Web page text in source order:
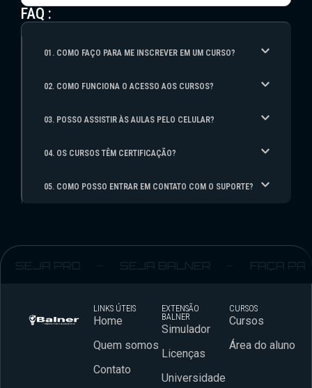
FAQ :
01. COMO FAÇO PARA ME INSCREVER EM UM CURSO?
02. COMO FUNCIONA O ACESSO AOS CURSOS?
03. POSSO ASSISTIR ÀS AULAS PELO CELULAR?
04. OS CURSOS TÊM CERTIFICAÇÃO?
05. COMO POSSO ENTRAR EM CONTATO COM O SUPORTE?
SEJA PRO SEJA BALNER FAÇA
LINKS ÚTEIS
Home
Quem somos
Contato
EXTENSÃO
BALNER
Simulador
Licenças
Universidade
CURSOS
Cursos
Área do aluno